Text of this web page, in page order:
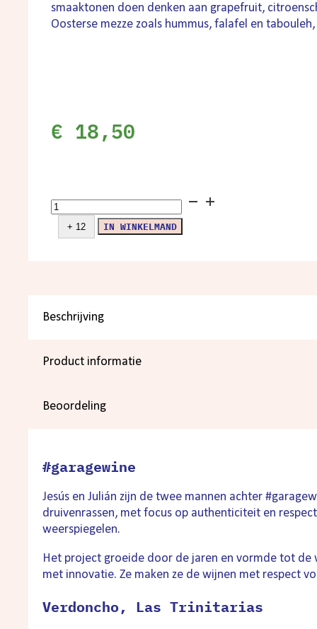
smaaktonen doen denken aan grapefruit,
Oosterse mezze zoals hummus, falafel en
€ 18,50
Verdoncho,
Las
Trinitarias
+ 12 IN WINKELMAND
Beschrijving
Product informatie
Beoordeling
#garagewine
Jesús en Julián zijn de twee mannen achter
druivenrassen, met focus op authenticiteit en
weerspiegelen.
Het project groeide door de jaren en vormde tot de
met innovatie. Ze maken ze de wijnen met respect
Verdoncho, Las Trinitarias